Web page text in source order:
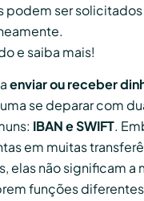
podem ser solicitados
e saiba mais!
enviar ou receber
se deparar com
IBAN e SWIFT.
em muitas
elas não significam a
funções